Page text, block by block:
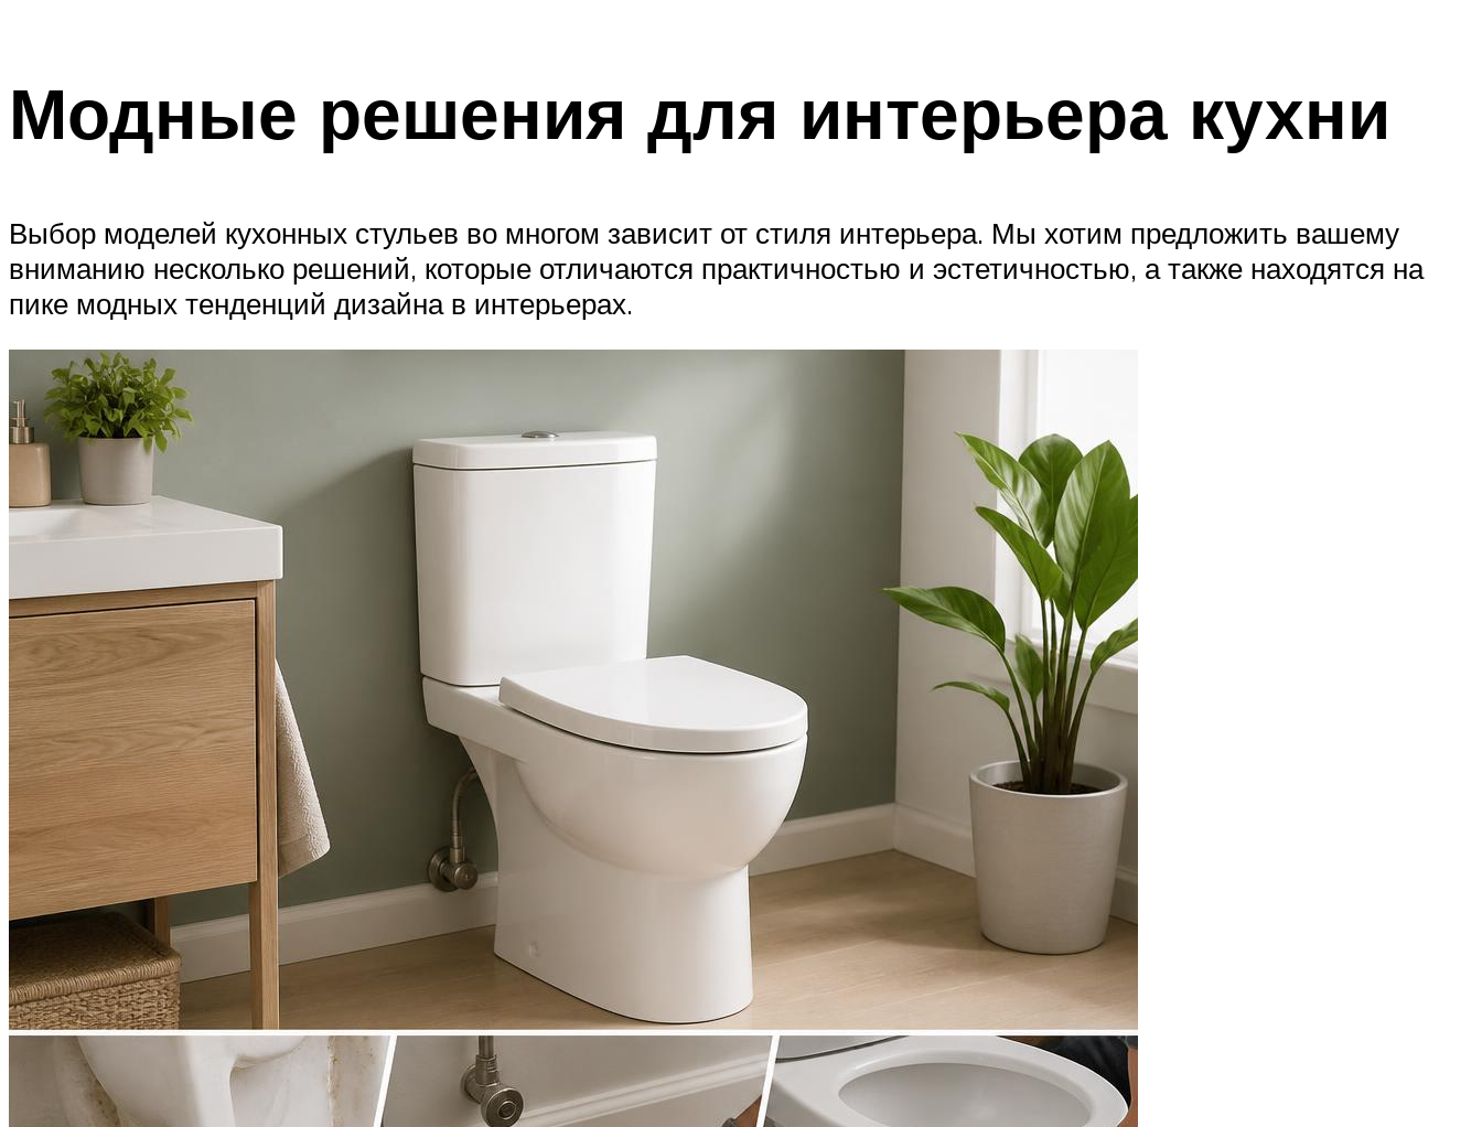
Модные решения для интерьера кухни
Выбор моделей кухонных стульев во многом зависит от стиля интерьера. Мы хотим предложить вашему
вниманию несколько решений, которые отличаются практичностью и эстетичностью, а также находятся на
пике модных тенденций дизайна в интерьерах.